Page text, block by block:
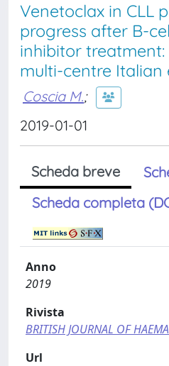
Venetoclax in CLL
progress after B-
inhibitor
multi-centre Italian
Coscia M.;
2019-01-01
Scheda breve
Scheda completa
Anno
2019
Rivista
BRITISH JOURNAL OF
Url